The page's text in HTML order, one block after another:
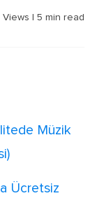
Views |5 min read
Müzik
Ücretsiz